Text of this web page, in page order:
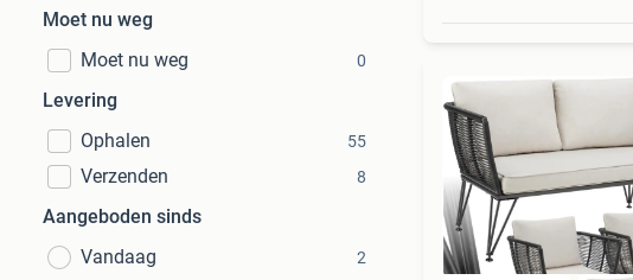
Moet nu weg
Moet nu weg
0
Levering
Ophalen
55
Verzenden 8
Aangeboden sinds
Vandaag
2